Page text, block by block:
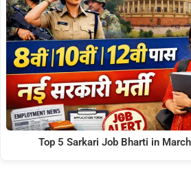
Top 5 Sarkari Job Bharti in March